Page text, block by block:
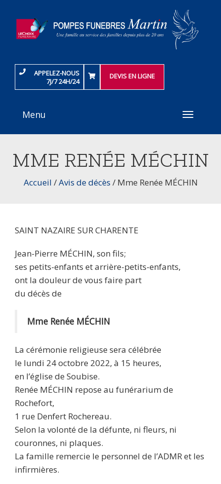
APPELEZ-NOUS
7J/7 24H/24
DEVIS EN LIGNE
Toggle
Menu
MME RENÉE MÉCHIN
Accueil /Avis de décès / Mme Renée MÉCHIN
SAINT NAZAIRE SUR CHARENTE
Jean-Pierre MÉCHIN, son fils;
ses petits-enfants et arrière-petits-enfants,
ont la douleur de vous faire part
du décès de
Mme Renée MÉCHIN
La cérémonie religieuse sera célébrée
le lundi 24 octobre 2022, à 15 heures,
en l’église de Soubise.
Renée MÉCHIN repose au funérarium de
Rochefort,
1 rue Denfert Rochereau.
Selon la volonté de la défunte, ni fleurs, ni
couronnes, ni plaques.
La famille remercie le personnel de l’ADMR et les
infirmières.